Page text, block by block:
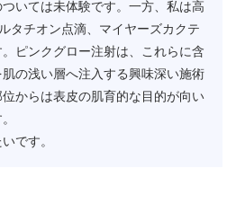
いては未体験です。一方、私は高
タチオン点滴、マイヤーズカクテ
ピンクグロー注射は、これらに含
の浅い層へ注入する興味深い施術
からは表皮の肌育的な目的が向い
です。